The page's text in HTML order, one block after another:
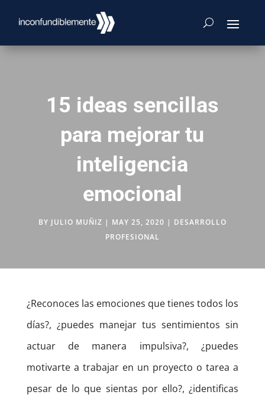
15 ideas sencillas
para mejorar tu
inteligencia
emocional
BY JULIO MUÑIZ | MAY 25, 2020 | DESARROLLO
PROFESIONAL
¿Reconoces las emociones que tienes todos los
días?, ¿puedes manejar tus sentimientos sin
actuar de manera impulsiva?, ¿puedes
motivarte a trabajar en un proyecto o tarea a
pesar de lo que sientas por ello?, ¿identificas